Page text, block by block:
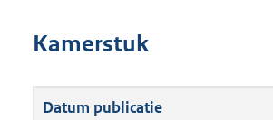
Kamerstuk